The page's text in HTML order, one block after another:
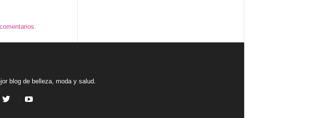
blog de belleza, moda y salud.